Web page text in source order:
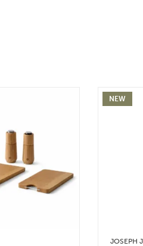
NEW
JOSEPH